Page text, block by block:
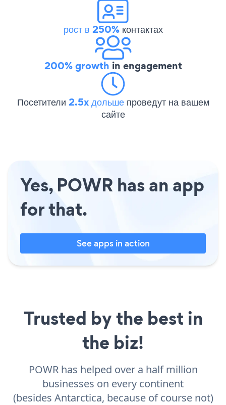
рост в 250%контактах
200% growth in engagement
Посетители 2.5x дольше проведут на вашем
сайте
Yes, POWR has an app
for that.
See apps in action
Trusted by the best in
the biz!
POWR has helped over a half million
businesses on every continent
(besides Antarctica, because of course not)